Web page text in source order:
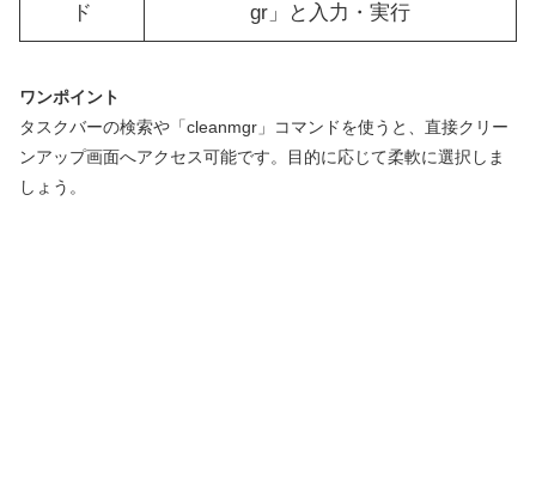
ド
gr」と入力・実行
ワンポイント
タスクバーの検索や「cleanmgr」コマンドを使うと、直接クリー
ンアップ画面へアクセス可能です。目的に応じて柔軟に選択しま
しょう。